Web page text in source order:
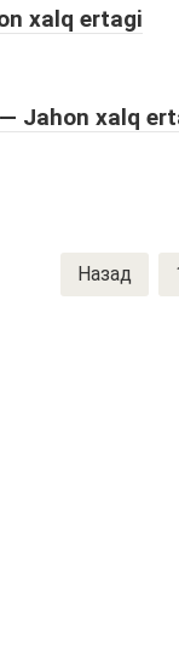
xalq ertagi
Jahon xalq
Назад